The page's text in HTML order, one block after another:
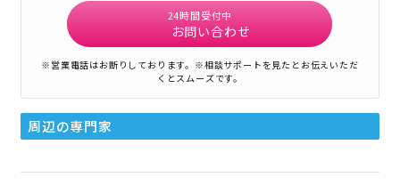
24時間受付中
お問い合わせ
※営業電話はお断りしております。 ※相談サポートを見たとお伝えいただ
くとスムーズです。
周辺の専門家